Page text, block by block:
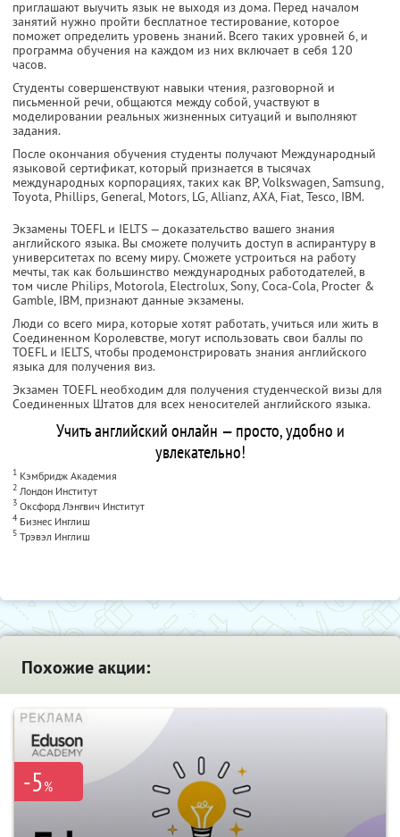
приглашают выучить язык не выходя из дома. Перед началом
занятий нужно пройти бесплатное тестирование, которое
поможет определить уровень знаний. Всего таких уровней 6, и
программа обучения на каждом из них включает в себя 120
часов.
Студенты совершенствуют навыки чтения, разговорной и
письменной речи, общаются между собой, участвуют в
моделировании реальных жизненных ситуаций и выполняют
задания.
После окончания обучения студенты получают Международный
языковой сертификат, который признается в тысячах
международных корпорациях, таких как BP, Volkswagen, Samsung,
Toyota, Phillips, General, Motors, LG, Allianz, AXA, Fiat, Tesco, IBM.
Экзамены TOEFL и IELTS — доказательство вашего знания
английского языка. Вы сможете получить доступ в аспирантуру в
университетах по всему миру. Сможете устроиться на работу
мечты, так как большинство международных работодателей, в
том числе Philips, Motorola, Electrolux, Sony, Coca-Cola, Procter &
Gamble, IBM, признают данные экзамены.
Люди со всего мира, которые хотят работать, учиться или жить в
Соединенном Королевстве, могут использовать свои баллы по
TOEFL и IELTS, чтобы продемонстрировать знания английского
языка для получения виз.
Экзамен TOEFL необходим для получения студенческой визы для
Соединенных Штатов для всех неносителей английского языка.
Учить английский онлайн — просто, удобно и
увлекательно!
1 Кэмбридж Академия
2 Лондон Институт
3 Оксфорд Лэнгвич Институт
4Бизнес Инглиш
5 Трэвэл Инглиш
Похожие акции:
-5%